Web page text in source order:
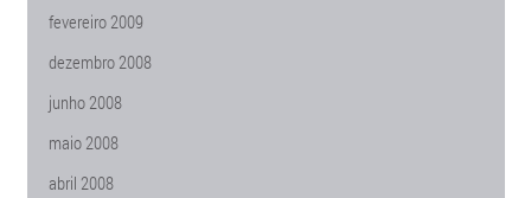
fevereiro 2009
dezembro 2008
junho 2008
maio 2008
abril 2008